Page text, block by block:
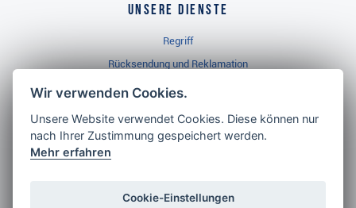
Unsere Dienste
Regriff
Rücksendung und Reklamation
Widerrufsbelehrung
Golf Brothers.de
Neuheiten
Wir verwenden Cookies.
Unsere Website verwendet Cookies. Diese können nur
nach Ihrer Zustimmung gespeichert werden.
Mehr erfahren
Cookie-Einstellungen